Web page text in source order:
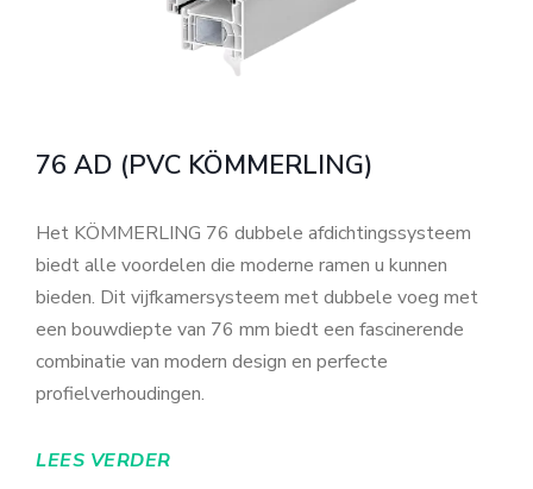
76 AD (PVC KÖMMERLING)
Het KÖMMERLING 76 dubbele afdichtingssysteem
biedt alle voordelen die moderne ramen u kunnen
bieden. Dit vijfkamersysteem met dubbele voeg met
een bouwdiepte van 76 mm biedt een fascinerende
combinatie van modern design en perfecte
profielverhoudingen.
LEES VERDER